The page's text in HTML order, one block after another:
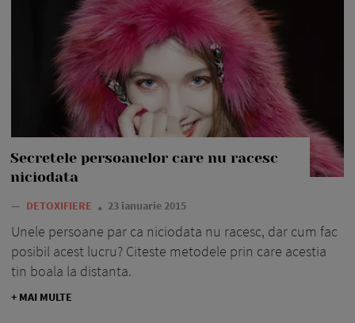
Secretele persoanelor care nu racesc
niciodata
— DETOXIFIERE 23 ianuarie 2015
Unele persoane par ca niciodata nu racesc, dar cum fac
posibil acest lucru? Citeste metodele prin care acestia
tin boala la distanta.
+ MAI MULTE